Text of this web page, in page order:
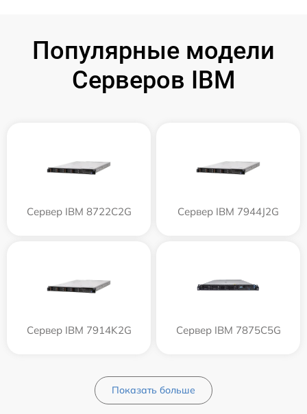
Популярные модели
Серверов IBM
Сервер IBM 8722C2G Сервер IBM 7944J2G
Сервер IBM 7914K2G Сервер IBM 7875C5G
Показать больше